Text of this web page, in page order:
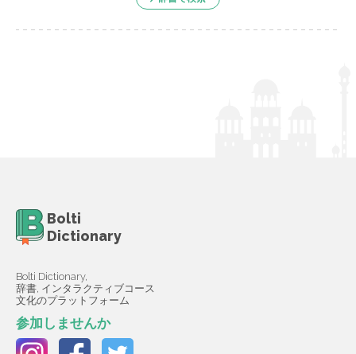
Bolti
Dictionary
Bolti Dictionary,
辞書, インタラクティブコース
文化のプラットフォーム
参加しませんか